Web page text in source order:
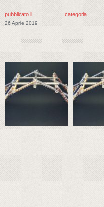
pubblicato il
26 Aprile 2019
categoria